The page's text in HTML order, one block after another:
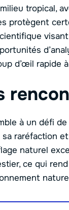
tropical,
protègent
d’œil rapide
à un défi
sa raréfaction
naturel
ce qui